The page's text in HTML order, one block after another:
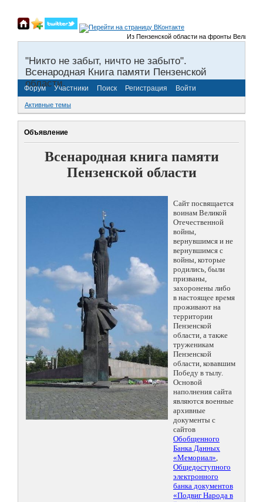
Из Пензенской области на фронты Великой
"Никто не забыт, ничто не забыто".
Всенародная Книга памяти Пензенской
области.
Форум Участники Поиск Регистрация Войти
Активные темы
Объявление
Всенародная книга памяти
Пензенской области
Сайт посвящается
воинам Великой
Отечественной
войны,
вернувшимся и не
вернувшимся с
войны, которые
родились, были
призваны,
захоронены либо
в настоящее время
проживают на
территории
Пензенской
области, а также
труженикам
Пензенской
области, ковавшим
Победу в тылу.
Основой
наполнения сайта
являются военные
архивные
документы с
сайтов
Обобщенного
Банка Данных
«Мемориал»,
Общедоступного
электронного
банка документов
«Подвиг Народа в